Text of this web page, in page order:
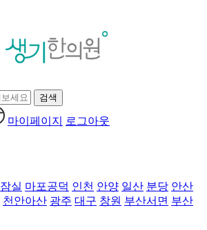
마이페이지 로그아웃
잠실 마포공덕 인천 안양 일산 분당 안산
천안아산 광주 대구 창원 부산서면 부산